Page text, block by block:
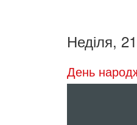
Неділя,
День